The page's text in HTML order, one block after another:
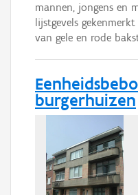
mannen, jongens en
lijstgevels
van gele en rode
burgerhuizen